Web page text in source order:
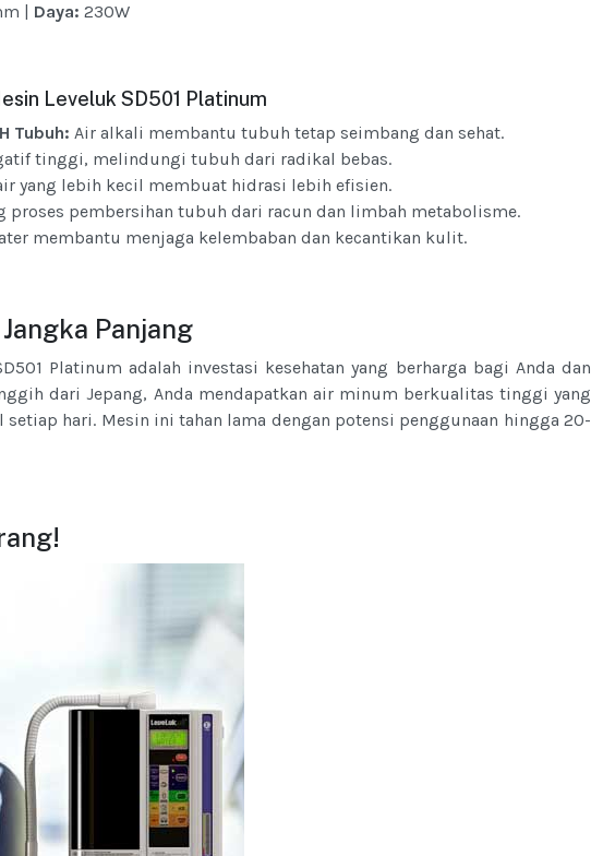
| Daya: 230W
Leveluk SD501 Platinum
Tubuh: Air alkali membantu tubuh tetap seimbang dan sehat.
tinggi, melindungi tubuh dari radikal bebas.
yang lebih kecil membuat hidrasi lebih efisien.
proses pembersihan tubuh dari racun dan limbah metabolisme.
membantu menjaga kelembaban dan kecantikan kulit.
Panjang
Platinum adalah investasi kesehatan yang berharga bagi Anda dan
dari Jepang, Anda mendapatkan air minum berkualitas tinggi yang
hari. Mesin ini tahan lama dengan potensi penggunaan hingga 20-